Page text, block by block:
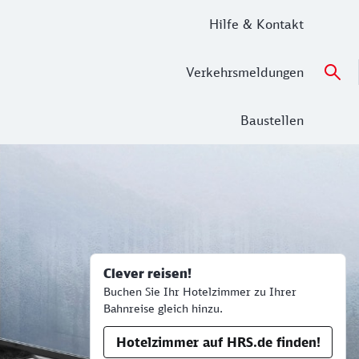
Hilfe & Kontakt
Verkehrsmeldungen
Baustellen
Clever reisen!
Buchen Sie Ihr Hotelzimmer zu Ihrer
Bahnreise gleich hinzu.
Hotelzimmer auf HRS.de finden!